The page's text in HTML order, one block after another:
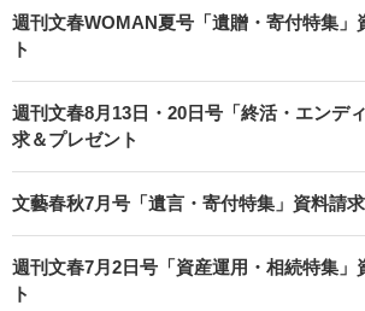
週刊文春WOMAN夏号「遺贈・寄付特集」
ト
週刊文春8月13日・20日号「終活・エンデ
求＆プレゼント
文藝春秋7月号「遺言・寄付特集」資料請
週刊文春7月2日号「資産運用・相続特集」
ト